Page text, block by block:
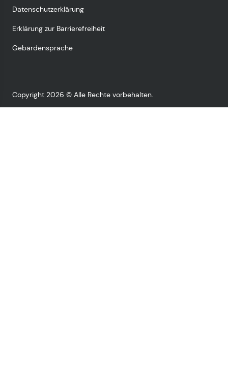
Datenschutzerklärung
Erklärung zur Barrierefreiheit
Gebärdensprache
Copyright 2026 © Alle Rechte vorbehalten.